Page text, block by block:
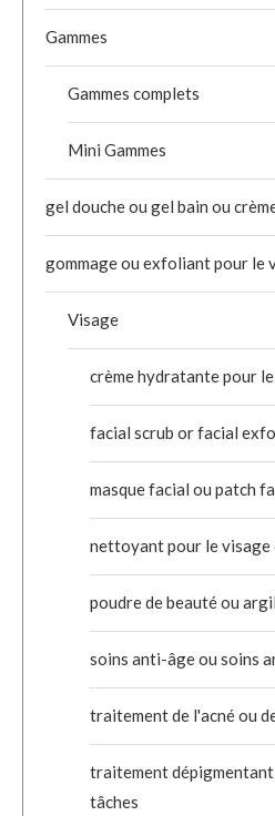
Gammes
Gammes complets
Mini Gammes
gel douche ou gel bain ou
gommage ou exfoliant pour le
Visage
crème hydratante pour
facial scrub or facial
masque facial ou patch
nettoyant pour le visage
poudre de beauté ou
soins anti-âge ou soins
traitement de l'acné ou
traitement
tâches